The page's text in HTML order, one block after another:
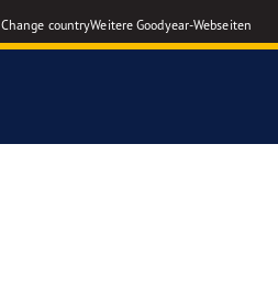
Change countryWeitere Goodyear-Webseiten